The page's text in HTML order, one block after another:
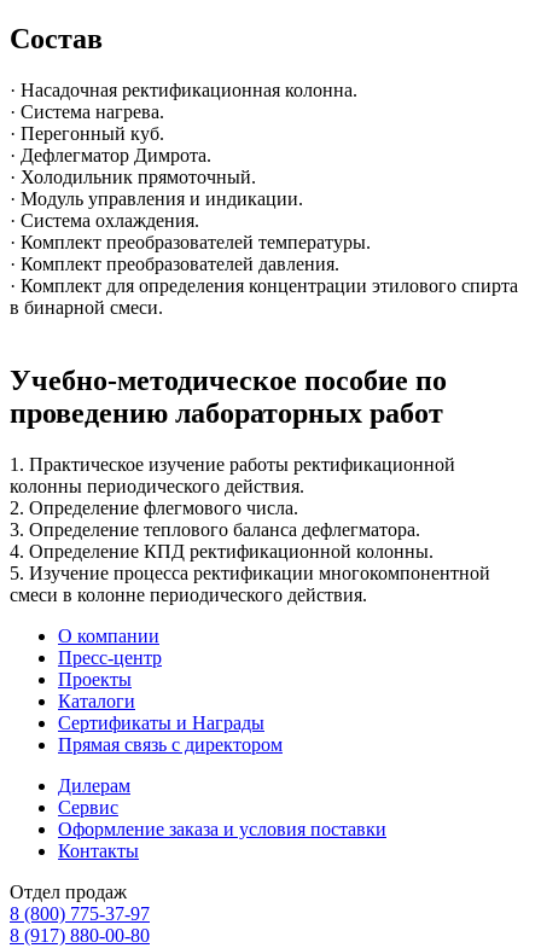
Состав
· Насадочная ректификационная колонна.
· Система нагрева.
· Перегонный куб.
· Дефлегматор Димрота.
· Холодильник прямоточный.
· Модуль управления и индикации.
· Система охлаждения.
· Комплект преобразователей температуры.
· Комплект преобразователей давления.
· Комплект для определения концентрации этилового спирта
в бинарной смеси.
Учебно-методическое пособие по
проведению лабораторных работ
1. Практическое изучение работы ректификационной
колонны периодического действия.
2. Определение флегмового числа.
3. Определение теплового баланса дефлегматора.
4. Определение КПД ректификационной колонны.
5. Изучение процесса ректификации многокомпонентной
смеси в колонне периодического действия.
О компании
Пресс-центр
Проекты
Каталоги
Сертификаты и Награды
Прямая связь с директором
Дилерам
Сервис
Оформление заказа и условия поставки
Контакты
Отдел продаж
8 (800) 775-37-97
8 (917) 880-00-80